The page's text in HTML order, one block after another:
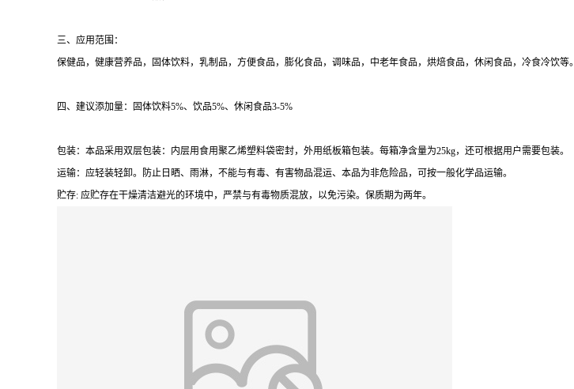
三、应用范围：
保健品，健康营养品，固体饮料，乳制品，方便食品，膨化食品，调味品，中老年食品，烘焙食品，休闲食品，冷食冷饮等。
四、建议添加量：固体饮料5%、饮品5%、休闲食品3-5%
包装：本品采用双层包装：内层用食用聚乙烯塑料袋密封，外用纸板箱包装。每箱净含量为25kg，还可根据用户需要包装。
运输：应轻装轻卸。防止日晒、雨淋，不能与有毒、有害物品混运、本品为非危险品，可按一般化学品运输。
贮存: 应贮存在干燥清洁避光的环境中，严禁与有毒物质混放，以免污染。保质期为两年。